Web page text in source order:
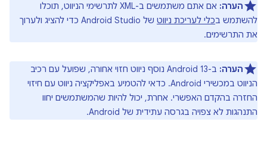
הערה:
אם אתם משתמשים ב-XML לתרשימי הניווט, תוכלו
להשתמש בכלי לעריכת ניווט
של Android Studio כדי להציג ולערוך
את התרשימים.
הערה:
ב-Android 13 נוסף ניווט חזוי אחורה, שפועל עם רכיב
הניווט במכשירי Android. כדאי להטמיע באפליקציה ניווט עם חיזוי
החזרה בהקדם האפשרי. אחרת, יכול להיות שהמשתמשים יחוו
התנהגות לא צפויה בגרסה עתידית של Android.